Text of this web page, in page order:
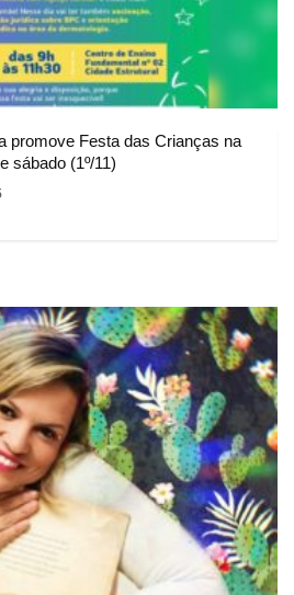
promove Festa das Crianças na
sábado (1º/11)